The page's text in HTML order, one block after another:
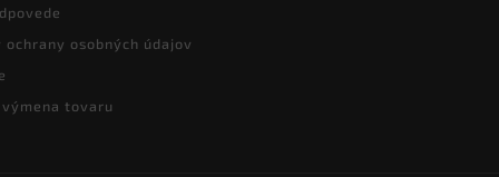
ochrany osobných údajov
tovaru